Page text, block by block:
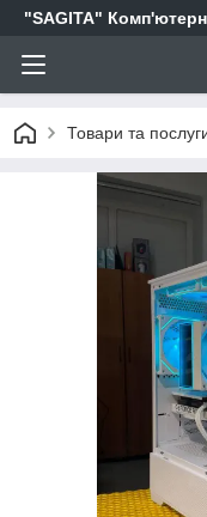
"SAGITA"
Товари та